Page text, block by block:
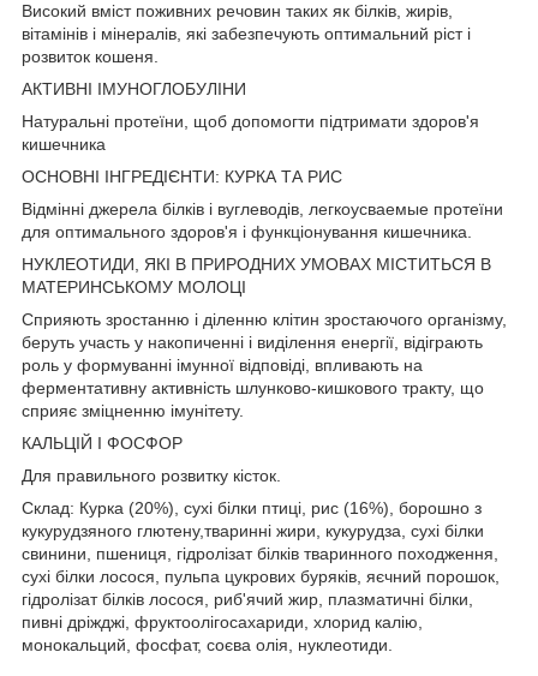
Високий вміст поживних речовин таких як білків, жирів,
вітамінів і мінералів, які забезпечують оптимальний ріст і
розвиток кошеня.
АКТИВНІ ІМУНОГЛОБУЛІНИ
Натуральні протеїни, щоб допомогти підтримати здоров'я
кишечника
ОСНОВНІ ІНГРЕДІЄНТИ: КУРКА ТА РИС
Відмінні джерела білків і вуглеводів, легкоусваемые протеїни
для оптимального здоров'я і функціонування кишечника.
НУКЛЕОТИДИ, ЯКІ В ПРИРОДНИХ УМОВАХ МІСТИТЬСЯ В
МАТЕРИНСЬКОМУ МОЛОЦІ
Сприяють зростанню і діленню клітин зростаючого організму,
беруть участь у накопиченні і виділення енергії, відіграють
роль у формуванні імунної відповіді, впливають на
ферментативну активність шлунково-кишкового тракту, що
сприяє зміцненню імунітету.
КАЛЬЦІЙ І ФОСФОР
Для правильного розвитку кісток.
Склад: Курка (20%), сухі білки птиці, рис (16%), борошно з
кукурудзяного глютену,тваринні жири, кукурудза, сухі білки
свинини, пшениця, гідролізат білків тваринного походження,
сухі білки лосося, пульпа цукрових буряків, яєчний порошок,
гідролізат білків лосося, риб'ячий жир, плазматичні білки,
пивні дріжджі, фруктоолігосахариди, хлорид калію,
монокальций, фосфат, соєва олія, нуклеотиди.